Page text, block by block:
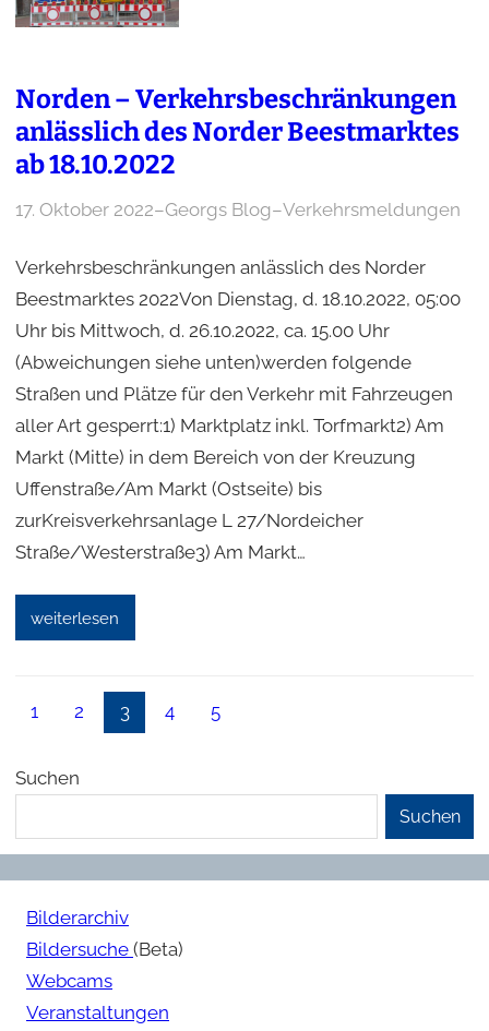
Norden – Verkehrsbeschränkungen
anlässlich des Norder Beestmarktes
ab 18.10.2022
17. Oktober 2022–Georgs Blog–Verkehrsmeldungen
Verkehrsbeschränkungen anlässlich des Norder
Beestmarktes 2022Von Dienstag, d. 18.10.2022, 05:00
Uhr bis Mittwoch, d. 26.10.2022, ca. 15.00 Uhr
(Abweichungen siehe unten)werden folgende
Straßen und Plätze für den Verkehr mit Fahrzeugen
aller Art gesperrt:1) Marktplatz inkl. Torfmarkt2) Am
Markt (Mitte) in dem Bereich von der Kreuzung
Uffenstraße/Am Markt (Ostseite) bis
zurKreisverkehrsanlage L 27/Nordeicher
Straße/Westerstraße3) Am Markt…
weiterlesen
1 2 3 4 5
Suchen
Suchen
Bilderarchiv
Bildersuche (Beta)
Webcams
Veranstaltungen